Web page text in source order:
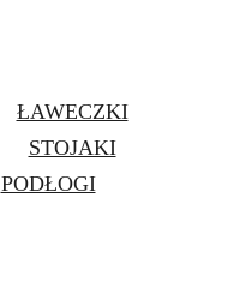
ŁAWECZKI
STOJAKI
PODŁOGI